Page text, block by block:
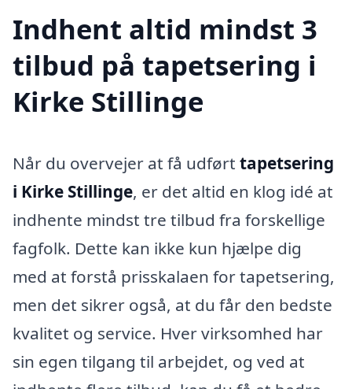
Indhent altid mindst 3
tilbud på tapetsering i
Kirke Stillinge
Når du overvejer at få udført tapetsering
i Kirke Stillinge, er det altid en klog idé at
indhente mindst tre tilbud fra forskellige
fagfolk. Dette kan ikke kun hjælpe dig
med at forstå prisskalaen for tapetsering,
men det sikrer også, at du får den bedste
kvalitet og service. Hver virksomhed har
sin egen tilgang til arbejdet, og ved at